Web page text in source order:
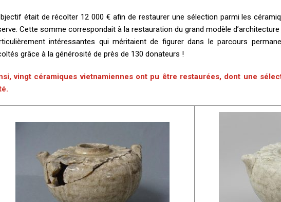
était de récolter 12 000 € afin de restaurer une sélection parmi les
Cette somme correspondait à la restauration du grand modèle
intéressantes qui méritaient de figurer dans le parcours
grâce à la générosité de près de 130 donateurs !
vingt céramiques vietnamiennes ont pu être restaurées, dont une
.